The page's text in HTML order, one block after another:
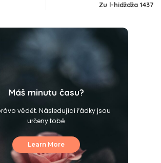
Zu l-hidždža 1437
Máš minutu času?
vědět. Následující řádky jsou
určeny tobě
Learn More